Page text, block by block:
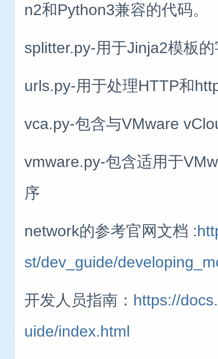
n2和Python3兼容的代码。
splitter.py-用于Jinja2模板
urls.py-用于处理HTTP和
vca.py-包含与VMware
vmware.py-包含适用于
序
network的参考官网文档 :
st/dev_guide/
开发人员指南： https://
uide/index.html